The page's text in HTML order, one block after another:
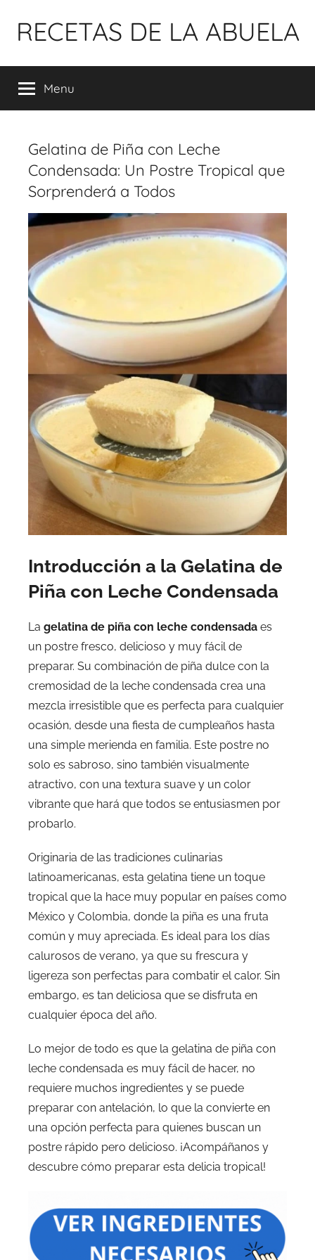
para
conteúdo
RECETAS DE LA ABUELA
Menu
Gelatina de Piña con Leche
Condensada: Un Postre Tropical que
Sorprenderá a Todos
Introducción a la Gelatina de
Piña con Leche Condensada
La gelatina de piña con leche condensada es
un postre fresco, delicioso y muy fácil de
preparar. Su combinación de piña dulce con la
cremosidad de la leche condensada crea una
mezcla irresistible que es perfecta para cualquier
ocasión, desde una fiesta de cumpleaños hasta
una simple merienda en familia. Este postre no
solo es sabroso, sino también visualmente
atractivo, con una textura suave y un color
vibrante que hará que todos se entusiasmen por
probarlo.
Originaria de las tradiciones culinarias
latinoamericanas, esta gelatina tiene un toque
tropical que la hace muy popular en países como
México y Colombia, donde la piña es una fruta
común y muy apreciada. Es ideal para los días
calurosos de verano, ya que su frescura y
ligereza son perfectas para combatir el calor. Sin
embargo, es tan deliciosa que se disfruta en
cualquier época del año.
Lo mejor de todo es que la gelatina de piña con
leche condensada es muy fácil de hacer, no
requiere muchos ingredientes y se puede
preparar con antelación, lo que la convierte en
una opción perfecta para quienes buscan un
postre rápido pero delicioso. ¡Acompáñanos y
descubre cómo preparar esta delicia tropical!